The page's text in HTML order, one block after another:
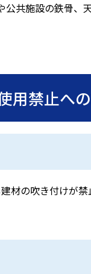
共施設の鉄骨、
用禁止へ
材の吹き付けが禁